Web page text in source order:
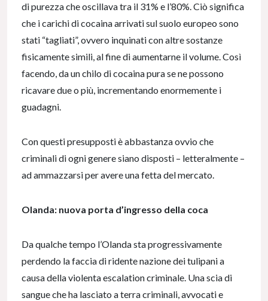
di purezza che oscillava tra il 31% e l’80%. Ciò significa
che i carichi di cocaina arrivati sul suolo europeo sono
stati “tagliati”, ovvero inquinati con altre sostanze
fisicamente simili, al fine di aumentarne il volume. Così
facendo, da un chilo di cocaina pura se ne possono
ricavare due o più, incrementando enormemente i
guadagni.
Con questi presupposti è abbastanza ovvio che
criminali di ogni genere siano disposti – letteralmente –
ad ammazzarsi per avere una fetta del mercato.
Olanda: nuova porta d’ingresso della coca
Da qualche tempo l’Olanda sta progressivamente
perdendo la faccia di ridente nazione dei tulipani a
causa della violenta escalation criminale. Una scia di
sangue che ha lasciato a terra criminali, avvocati e